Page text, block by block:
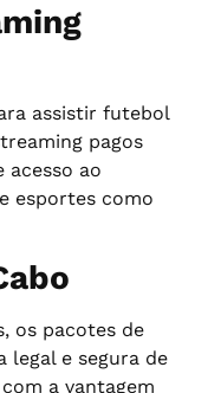
assistir futebol
pagos
acesso ao
esportes como
os pacotes de
legal e segura de
a vantagem